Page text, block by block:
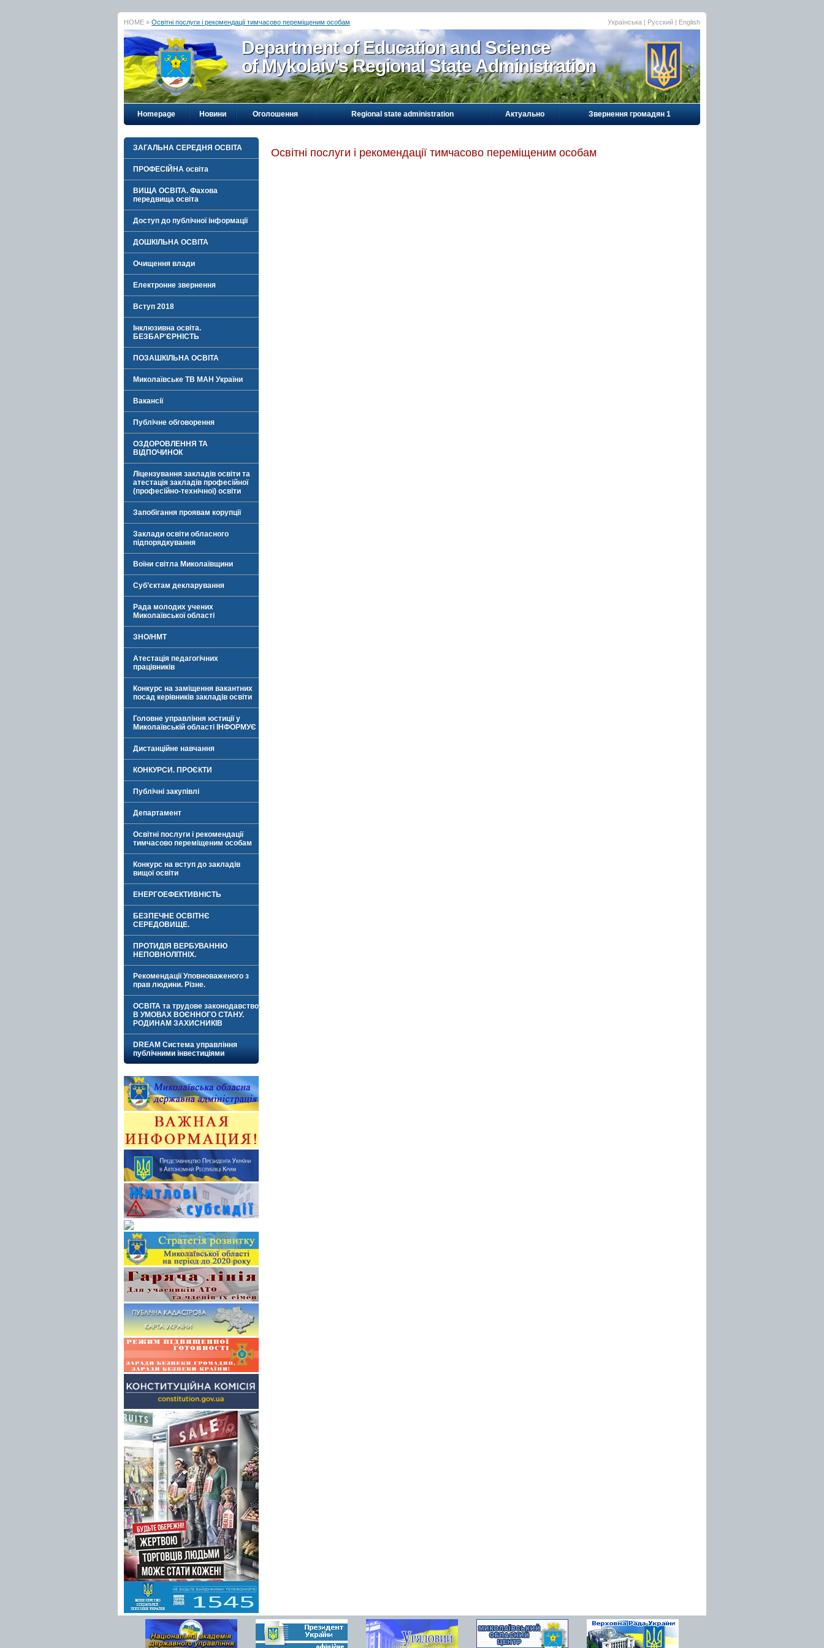
HOME » Освітні послуги і рекомендації тимчасово переміщеним особам Українська | Русский | English
Department of Education and Science
of Mykolaiv's Regional State Administration
Homepage Новини Оголошення Regional state administration Актуально Звернення громадян 1
ЗАГАЛЬНА СЕРЕДНЯ ОСВІТА
ПРОФЕСІЙНА освіта
ВИЩА ОСВІТА. Фахова
передвища освіта
Доступ до публічної інформації
ДОШКІЛЬНА ОСВІТА
Очищення влади
Електронне звернення
Вступ 2018
Інклюзивна освіта.
БЕЗБАР'ЄРНІСТЬ
ПОЗАШКІЛЬНА ОСВІТА
Миколаївське ТВ МАН України
Вакансії
Публічне обговорення
ОЗДОРОВЛЕННЯ ТА
ВІДПОЧИНОК
Ліцензування закладів освіти та
атестація закладів професійної
(професійно-технічної) освіти
Запобігання проявам корупції
Заклади освіти обласного
підпорядкування
Воїни світла Миколаївщини
Суб’єктам декларування
Рада молодих учених
Миколаївської області
ЗНО/НМТ
Атестація педагогічних
працівників
Конкурс на заміщення вакантних
посад керівників закладів освіти
Головне управління юстиції у
Миколаївській області ІНФОРМУЄ
Дистанційне навчання
КОНКУРСИ. ПРОЄКТИ
Публічні закупівлі
Департамент
Освітні послуги і рекомендації
тимчасово переміщеним особам
Конкурс на вступ до закладів
вищої освіти
ЕНЕРГОЕФЕКТИВНІСТЬ
БЕЗПЕЧНЕ ОСВІТНЄ
СЕРЕДОВИЩЕ.
ПРОТИДІЯ ВЕРБУВАННЮ
НЕПОВНОЛІТНІХ.
Рекомендації Уповноваженого з
прав людини. Різне.
ОСВІТА та трудове законодавство
В УМОВАХ ВОЄННОГО СТАНУ.
РОДИНАМ ЗАХИСНИКІВ
DREAM Система управління
публічними інвестиціями
Освітні послуги і рекомендації тимчасово переміщеним особам